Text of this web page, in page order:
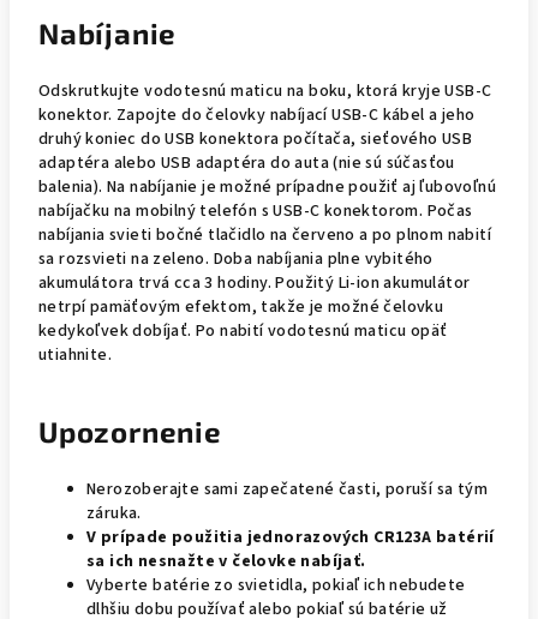
Nabíjanie
Odskrutkujte vodotesnú maticu na boku, ktorá kryje USB-C
konektor. Zapojte do čelovky nabíjací USB-C kábel a jeho
druhý koniec do USB konektora počítača, sieťového USB
adaptéra alebo USB adaptéra do auta(nie sú súčasťou
balenia). Na nabíjanie je možné prípadne použiť aj ľubovoľnú
nabíjačku na mobilný telefón s USB-C konektorom. Počas
nabíjania svieti bočné tlačidlo na červeno a po plnom nabití
sa rozsvieti na zeleno. Doba nabíjania plne vybitého
akumulátora trvá cca 3 hodiny. Použitý Li-ion akumulátor
netrpí pamäťovým efektom, takže je možné čelovku
kedykoľvek dobíjať. Po nabití vodotesnú maticu opäť
utiahnite.
Upozornenie
Nerozoberajte sami zapečatené časti, poruší sa tým
záruka.
V prípade použitia jednorazových CR123A batérií
sa ich nesnažte v čelovke nabíjať.
Vyberte batérie zo svietidla, pokiaľ ich nebudete
dlhšiu dobu používať alebo pokiaľ sú batérie už